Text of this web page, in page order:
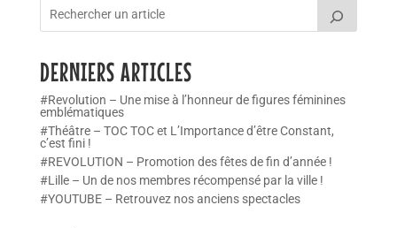
DERNIERS ARTICLES
#Revolution – Une mise à l’honneur de figures féminines
emblématiques
#Théâtre – TOC TOC et L’Importance d’être Constant,
c’est fini !
#REVOLUTION – Promotion des fêtes de fin d’année !
#Lille – Un de nos membres récompensé par la ville !
#YOUTUBE – Retrouvez nos anciens spectacles